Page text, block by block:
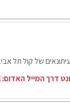
של קול תל
דרך המייל האדום: